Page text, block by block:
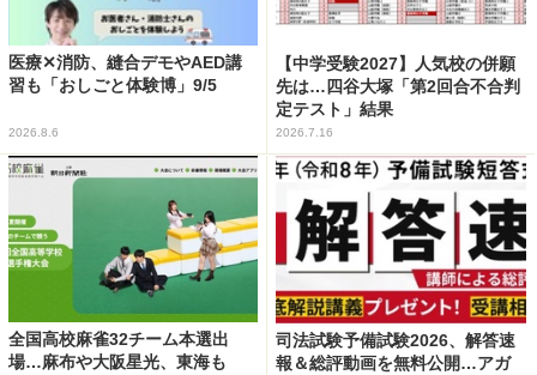
医療✕消防、縫合デモやAED講
習も「おしごと体験博」9/5
2026.8.6
【中学受験2027】人気校の併願
先は…四谷大塚「第2回合不合判
定テスト」結果
2026.7.16
全国高校麻雀32チーム本選出
場…麻布や大阪星光、東海も
司法試験予備試験2026、解答速
報＆総評動画を無料公開…アガ